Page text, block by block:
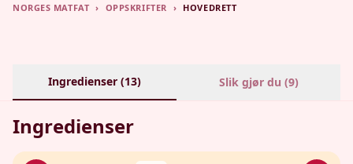
NORGES MATFAT › OPPSKRIFTER › HOVEDRETT
Ingredienser (13) Slik gjør du (9)
Ingredienser